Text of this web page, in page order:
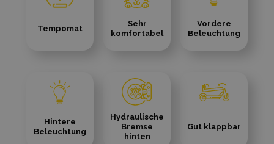
Tempomat
Sehr
komfortabel
Vordere
Beleuchtung
Hintere
Beleuchtung
Hydraulische
Bremse
hinten
Gut klappbar